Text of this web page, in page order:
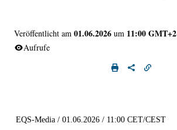
Veröffentlicht am 01.06.2026 um 11:00 GMT+2
Aufrufe
EQS-Media / 01.06.2026 / 11:00 CET/CEST